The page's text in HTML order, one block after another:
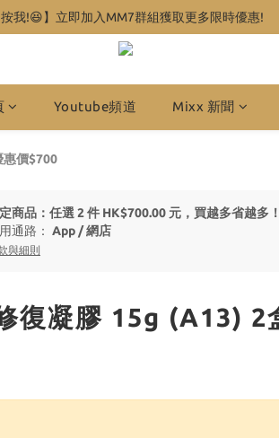
按我!😆】立即加入MM7群組獲取更多限時優惠!
Youtube頻道 Mixx 新聞
惠價$700
商品：任選 2 件 HK$700.00 元，買越多省越多！
通路： App /網店
與細則
復凝膠 15g (A13) 2